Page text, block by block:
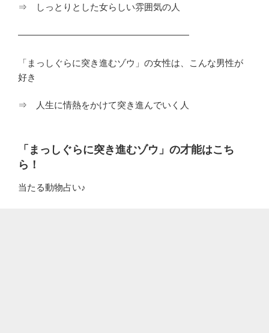
⇒ しっとりとした女らしい雰囲気の人
―――――――――――――――――――
「まっしぐらに突き進むゾウ」の女性は、こんな男性が
好き
⇒ 人生に情熱をかけて突き進んでいく人
「まっしぐらに突き進むゾウ」の才能はこち
ら！
当たる動物占い♪